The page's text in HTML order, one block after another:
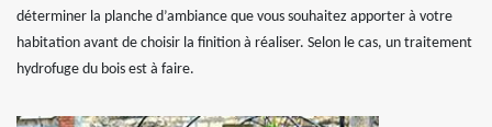
déterminer la planche d’ambiance que vous souhaitez apporter à votre
habitation avant de choisir la finition à réaliser. Selon le cas, un traitement
hydrofuge du bois est à faire.